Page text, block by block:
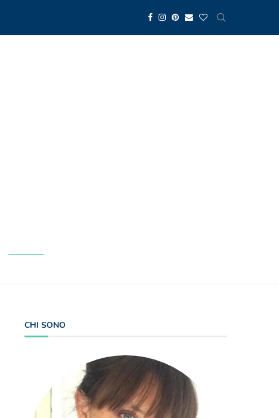
CHI SONO